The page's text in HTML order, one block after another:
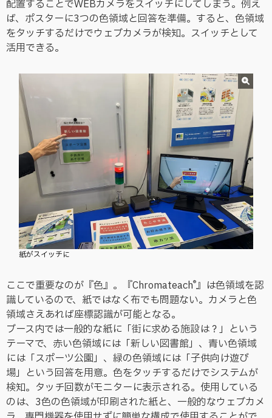
配置することでWEBカメラをスイッチにしてしまう。例え
ば、ポスターに3つの色領域と回答を準備。すると、色領域
をタッチするだけでウェブカメラが検知。スイッチとして
活用できる。
紙がスイッチに
ここで重要なのが『色』。『Chromateach®』は色領域を認
識しているので、紙ではなく布でも問題ない。カメラと色
領域さえあれば座標認識が可能となる。
ブース内では一般的な紙に「街に求める施設は？」という
テーマで、赤い色領域には「新しい図書館」、青い色領域
には「スポーツ公園」、緑の色領域には「子供向け遊び
場」という回答を用意。色をタッチするだけでシステムが
検知。タッチ回数がモニターに表示される。使用している
のは、3色の色領域が印刷された紙と、一般的なウェブカメ